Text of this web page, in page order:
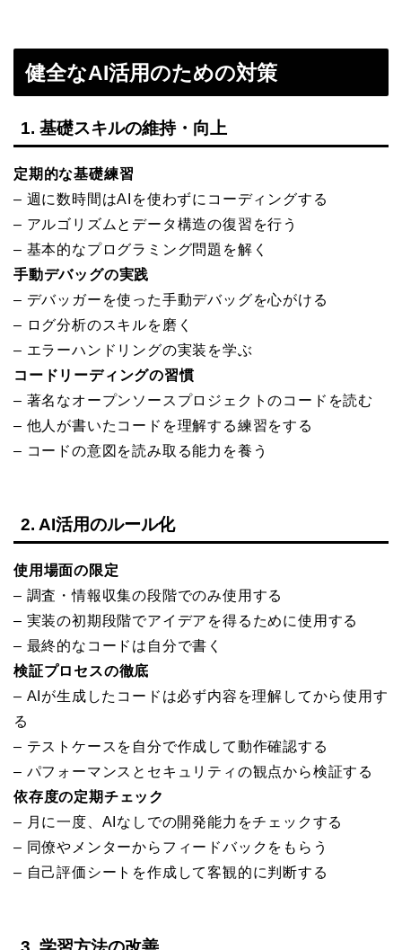
健全なAI活用のための対策
1. 基礎スキルの維持・向上
定期的な基礎練習
– 週に数時間はAIを使わずにコーディングする
– アルゴリズムとデータ構造の復習を行う
– 基本的なプログラミング問題を解く
手動デバッグの実践
– デバッガーを使った手動デバッグを心がける
– ログ分析のスキルを磨く
– エラーハンドリングの実装を学ぶ
コードリーディングの習慣
– 著名なオープンソースプロジェクトのコードを読む
– 他人が書いたコードを理解する練習をする
– コードの意図を読み取る能力を養う
2. AI活用のルール化
使用場面の限定
– 調査・情報収集の段階でのみ使用する
– 実装の初期段階でアイデアを得るために使用する
– 最終的なコードは自分で書く
検証プロセスの徹底
– AIが生成したコードは必ず内容を理解してから使用す
る
– テストケースを自分で作成して動作確認する
– パフォーマンスとセキュリティの観点から検証する
依存度の定期チェック
– 月に一度、AIなしでの開発能力をチェックする
– 同僚やメンターからフィードバックをもらう
– 自己評価シートを作成して客観的に判断する